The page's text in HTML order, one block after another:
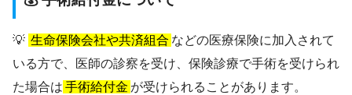
💡 生命保険会社や共済組合 などの医療保険に加入されて
いる方で、医師の診察を受け、保険診療で手術を受けられ
た場合は 手術給付金 が受けられることがあります。